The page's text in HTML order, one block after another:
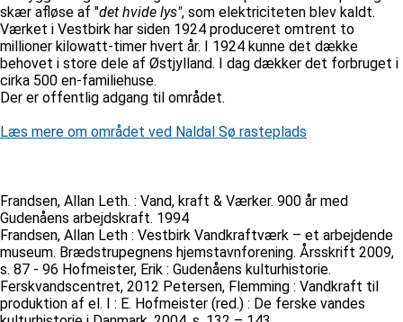
skær afløse af "det hvide lys", som elektriciteten blev kaldt.
Værket i Vestbirk har siden 1924 produceret omtrent to
millioner kilowatt-timer hvert år. I 1924 kunne det dække
behovet i store dele af Østjylland. I dag dækker det forbruget i
cirka 500 en-familiehuse.
Der er offentlig adgang til området.
Læs mere om området ved Naldal Sø rasteplads
Frandsen, Allan Leth. : Vand, kraft & Værker. 900 år med
Gudenåens arbejdskraft. 1994
Frandsen, Allan Leth : Vestbirk Vandkraftværk – et arbejdende
museum. Brædstrupegnens hjemstavnforening. Årsskrift 2009,
s. 87 - 96 Hofmeister, Erik : Gudenåens kulturhistorie.
Ferskvandscentret, 2012 Petersen, Flemming : Vandkraft til
produktion af el. I : E. Hofmeister (red.) : De ferske vandes